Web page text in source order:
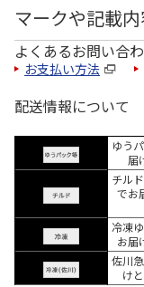
マークや記載
よくあるお問い合
お支払い方法
配送情報について
ゆう
届
チル
でお
冷凍
お届
佐川
け